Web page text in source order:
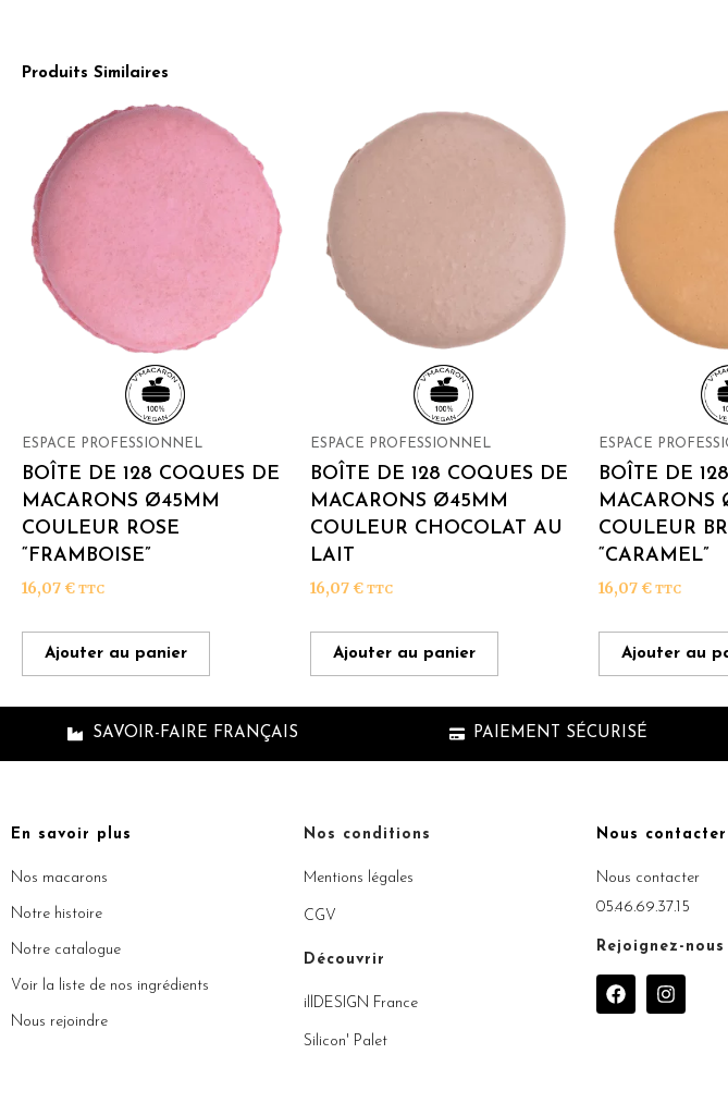
Produits Similaires
ESPACE PROFESSIONNEL
BOÎTE DE 128 COQUES DE
MACARONS Ø45MM
COULEUR ROSE
“FRAMBOISE”
16,07 € TTC
Ajouter au panier
ESPACE PROFESSIONNEL
BOÎTE DE 128 COQUES DE
MACARONS Ø45MM
COULEUR CHOCOLAT AU
LAIT
16,07 € TTC
Ajouter au panier
ESPACE
BOÎTE DE
MACARONS
COULEUR
“CARAMEL”
16,07 € TTC
Ajouter au
SAVOIR-FAIRE FRANÇAIS PAIEMENT SÉCURISÉ
En savoir plus
Nos macarons
Notre histoire
Notre catalogue
Voir la liste de nos ingrédients
Nous rejoindre
Nos conditions
Mentions légales
CGV
Découvrir
illDESIGN France
Silicon' Palet
Nous contacter
Nous contacter
05.46.69.37.15
Rejoignez-nous
F
a
I
n